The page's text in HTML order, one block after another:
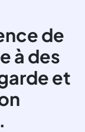
de
à des
et